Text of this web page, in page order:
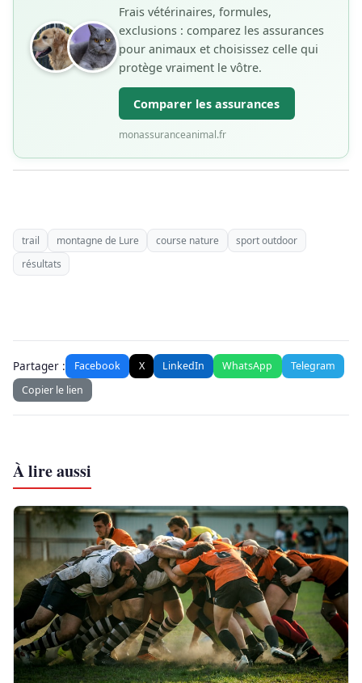
Frais vétérinaires, formules,
exclusions : comparez les assurances
pour animaux et choisissez celle qui
protège vraiment le vôtre.
Comparer les assurances
monassuranceanimal.fr
trail montagne de Lure course nature
sport outdoor
résultats
Partager : Facebook X LinkedIn WhatsApp
Telegram
Copier le lien
À lire aussi